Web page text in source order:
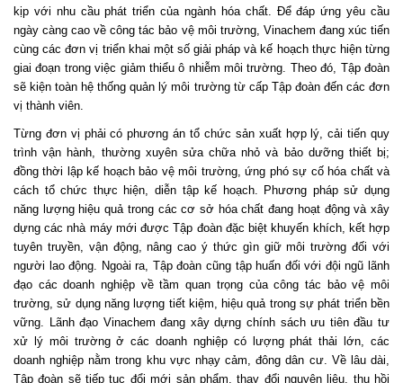
kịp với nhu cầu phát triển của ngành hóa chất. Để đáp ứng yêu cầu
ngày càng cao về công tác bảo vệ môi trường, Vinachem đang xúc tiến
cùng các đơn vị triển khai một số giải pháp và kế hoạch thực hiện từng
giai đoạn trong việc giảm thiểu ô nhiễm môi trường. Theo đó, Tập đoàn
sẽ kiện toàn hệ thống quản lý môi trường từ cấp Tập đoàn đến các đơn
vị thành viên.
Từng đơn vị phải có phương án tổ chức sản xuất hợp lý, cải tiến quy
trình vận hành, thường xuyên sửa chữa nhỏ và bảo dưỡng thiết bị;
đồng thời lập kế hoạch bảo vệ môi trường, ứng phó sự cố hóa chất và
cách tổ chức thực hiện, diễn tập kế hoạch. Phương pháp sử dụng
năng lượng hiệu quả trong các cơ sở hóa chất đang hoạt động và xây
dựng các nhà máy mới được Tập đoàn đặc biệt khuyến khích, kết hợp
tuyên truyền, vận động, nâng cao ý thức gìn giữ môi trường đối với
người lao động. Ngoài ra, Tập đoàn cũng tập huấn đối với đội ngũ lãnh
đạo các doanh nghiệp về tầm quan trọng của công tác bảo vệ môi
trường, sử dụng năng lượng tiết kiệm, hiệu quả trong sự phát triển bền
vững. Lãnh đạo Vinachem đang xây dựng chính sách ưu tiên đầu tư
xử lý môi trường ở các doanh nghiệp có lượng phát thải lớn, các
doanh nghiệp nằm trong khu vực nhạy cảm, đông dân cư. Về lâu dài,
Tập đoàn sẽ tiếp tục đổi mới sản phẩm, thay đổi nguyên liệu, thu hồi